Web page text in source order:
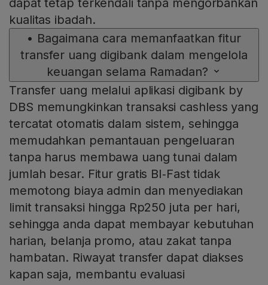
kualitas ibadah.
• Bagaimana cara memanfaatkan fitur
transfer uang digibank dalam mengelola
keuangan selama Ramadan?
Transfer uang melalui aplikasi digibank by
DBS memungkinkan transaksi cashless yang
tercatat otomatis dalam sistem, sehingga
memudahkan pemantauan pengeluaran
tanpa harus membawa uang tunai dalam
jumlah besar. Fitur gratis BI‑Fast tidak
memotong biaya admin dan menyediakan
limit transaksi hingga Rp250 juta per hari,
sehingga anda dapat membayar kebutuhan
harian, belanja promo, atau zakat tanpa
hambatan. Riwayat transfer dapat diakses
kapan saja, membantu evaluasi